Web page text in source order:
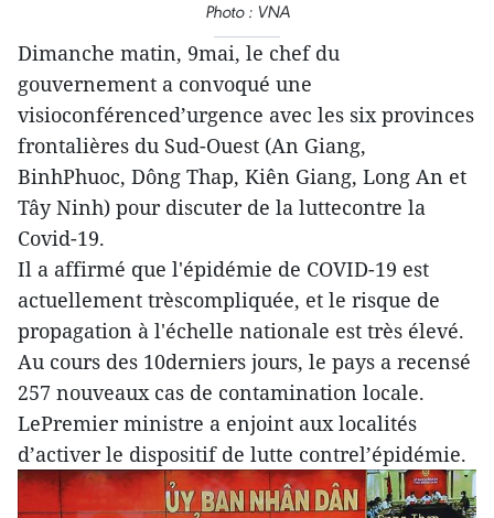
Photo : VNA
Dimanche matin, 9mai, le chef du
gouvernement a convoqué une
visioconférenced’urgence avec les six provinces
frontalières du Sud-Ouest (An Giang,
BinhPhuoc, Dông Thap, Kiên Giang, Long An et
Tây Ninh) pour discuter de la luttecontre la
Covid-19.
Il a affirmé que l'épidémie de COVID-19 est
actuellement trèscompliquée, et le risque de
propagation à l'échelle nationale est très élevé.
Au cours des 10derniers jours, le pays a recensé
257 nouveaux cas de contamination locale.
LePremier ministre a enjoint aux localités
d’activer le dispositif de lutte contrel’épidémie.